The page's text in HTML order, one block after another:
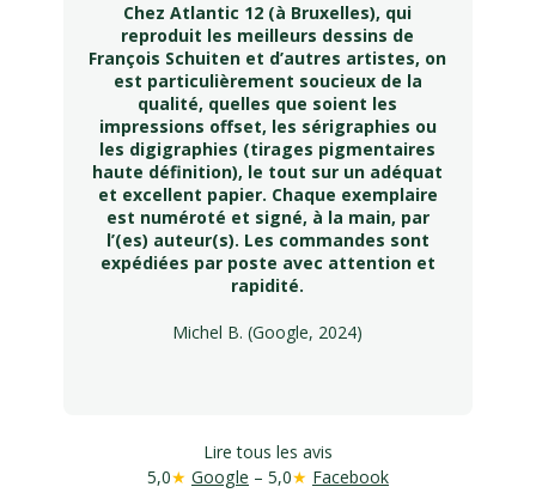
Chez Atlantic 12 (à Bruxelles), qui
reproduit les meilleurs dessins de
François Schuiten et d’autres artistes, on
est particulièrement soucieux de la
qualité, quelles que soient les
impressions offset, les sérigraphies ou
les digigraphies (tirages pigmentaires
haute définition), le tout sur un adéquat
et excellent papier. Chaque exemplaire
est numéroté et signé, à la main, par
l’(es) auteur(s). Les commandes sont
expédiées par poste avec attention et
rapidité.
Michel B. (Google, 2024)
Lire tous les avis
5,0★ Google – 5,0★ Facebook